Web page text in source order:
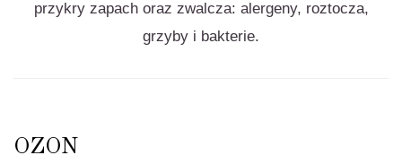
przykry zapach oraz zwalcza: alergeny, roztocza,
grzyby i bakterie.
OZON